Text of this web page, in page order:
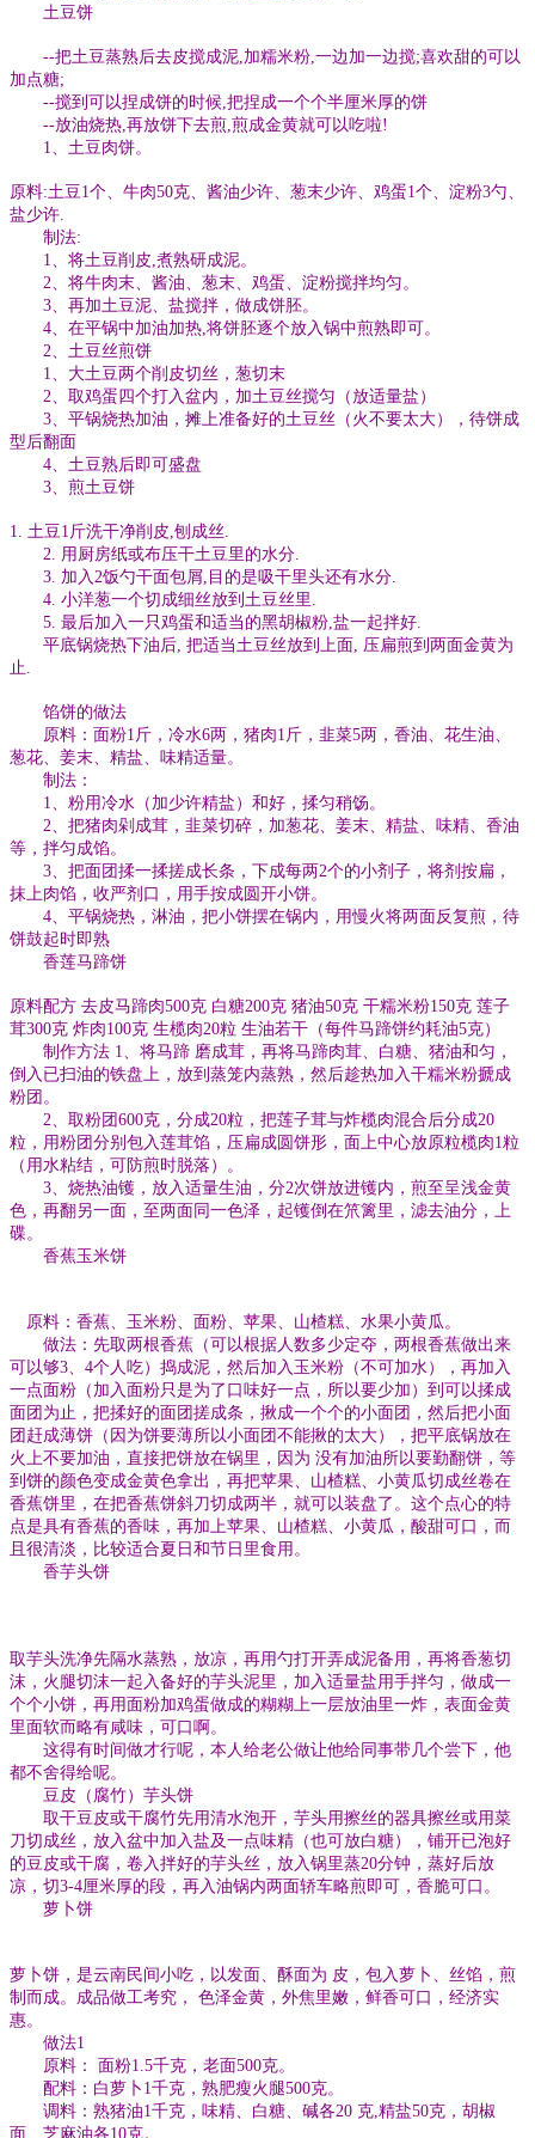
土豆饼
--把土豆蒸熟后去皮搅成泥,加糯米粉,一边加一边搅;喜欢甜的可以
加点糖;
--搅到可以捏成饼的时候,把捏成一个个半厘米厚的饼
--放油烧热,再放饼下去煎,煎成金黄就可以吃啦!
1、土豆肉饼。
原料:土豆1个、牛肉50克、酱油少许、葱末少许、鸡蛋1个、淀粉3勺、
盐少许.
制法:
1、将土豆削皮,煮熟研成泥。
2、将牛肉末、酱油、葱末、鸡蛋、淀粉搅拌均匀。
3、再加土豆泥、盐搅拌，做成饼胚。
4、在平锅中加油加热,将饼胚逐个放入锅中煎熟即可。
2、土豆丝煎饼
1、大土豆两个削皮切丝，葱切末
2、取鸡蛋四个打入盆内，加土豆丝搅匀（放适量盐）
3、平锅烧热加油，摊上准备好的土豆丝（火不要太大），待饼成
型后翻面
4、土豆熟后即可盛盘
3、煎土豆饼
1. 土豆1斤洗干净削皮,刨成丝.
2. 用厨房纸或布压干土豆里的水分.
3. 加入2饭勺干面包屑,目的是吸干里头还有水分.
4. 小洋葱一个切成细丝放到土豆丝里.
5. 最后加入一只鸡蛋和适当的黑胡椒粉,盐一起拌好.
平底锅烧热下油后, 把适当土豆丝放到上面, 压扁煎到两面金黄为
止.
馅饼的做法
原料：面粉1斤，冷水6两，猪肉1斤，韭菜5两，香油、花生油、
葱花、姜末、精盐、味精适量。
制法：
1、粉用冷水（加少许精盐）和好，揉匀稍饧。
2、把猪肉剁成茸，韭菜切碎，加葱花、姜末、精盐、味精、香油
等，拌匀成馅。
3、把面团揉一揉搓成长条，下成每两2个的小剂子，将剂按扁，
抹上肉馅，收严剂口，用手按成圆开小饼。
4、平锅烧热，淋油，把小饼摆在锅内，用慢火将两面反复煎，待
饼鼓起时即熟
香莲马蹄饼
原料配方 去皮马蹄肉500克 白糖200克 猪油50克 干糯米粉150克 莲子
茸300克 炸肉100克 生榄肉20粒 生油若干（每件马蹄饼约耗油5克）
制作方法 1、将马蹄 磨成茸，再将马蹄肉茸、白糖、猪油和匀，
倒入已扫油的铁盘上，放到蒸笼内蒸熟，然后趁热加入干糯米粉搋成
粉团。
2、取粉团600克，分成20粒，把莲子茸与炸榄肉混合后分成20
粒，用粉团分别包入莲茸馅，压扁成圆饼形，面上中心放原粒榄肉1粒
（用水粘结，可防煎时脱落）。
3、烧热油镬，放入适量生油，分2次饼放进镬内，煎至呈浅金黄
色，再翻另一面，至两面同一色泽，起镬倒在笊篱里，滤去油分，上
碟。
香蕉玉米饼
原料：香蕉、玉米粉、面粉、苹果、山楂糕、水果小黄瓜。
做法：先取两根香蕉（可以根据人数多少定夺，两根香蕉做出来
可以够3、4个人吃）捣成泥，然后加入玉米粉（不可加水），再加入
一点面粉（加入面粉只是为了口味好一点，所以要少加）到可以揉成
面团为止，把揉好的面团搓成条，揪成一个个的小面团，然后把小面
团赶成薄饼（因为饼要薄所以小面团不能揪的太大），把平底锅放在
火上不要加油，直接把饼放在锅里，因为 没有加油所以要勤翻饼，等
到饼的颜色变成金黄色拿出，再把苹果、山楂糕、小黄瓜切成丝卷在
香蕉饼里，在把香蕉饼斜刀切成两半，就可以装盘了。这个点心的特
点是具有香蕉的香味，再加上苹果、山楂糕、小黄瓜，酸甜可口，而
且很清淡，比较适合夏日和节日里食用。
香芋头饼
取芋头洗净先隔水蒸熟，放凉，再用勺打开弄成泥备用，再将香葱切
沫，火腿切沫一起入备好的芋头泥里，加入适量盐用手拌匀，做成一
个个小饼，再用面粉加鸡蛋做成的糊糊上一层放油里一炸，表面金黄
里面软而略有咸味，可口啊。
这得有时间做才行呢，本人给老公做让他给同事带几个尝下，他
都不舍得给呢。
豆皮（腐竹）芋头饼
取干豆皮或干腐竹先用清水泡开，芋头用擦丝的器具擦丝或用菜
刀切成丝，放入盆中加入盐及一点味精（也可放白糖），铺开已泡好
的豆皮或干腐，卷入拌好的芋头丝，放入锅里蒸20分钟，蒸好后放
凉，切3-4厘米厚的段，再入油锅内两面轿车略煎即可，香脆可口。
萝卜饼
萝卜饼，是云南民间小吃，以发面、酥面为 皮，包入萝卜、丝馅，煎
制而成。成品做工考究， 色泽金黄，外焦里嫩，鲜香可口，经济实
惠。
做法1
原料： 面粉1.5千克，老面500克。
配料：白萝卜1千克，熟肥瘦火腿500克。
调料：熟猪油1千克，味精、白糖、碱各20 克,精盐50克，胡椒
面、芝麻油各10克。